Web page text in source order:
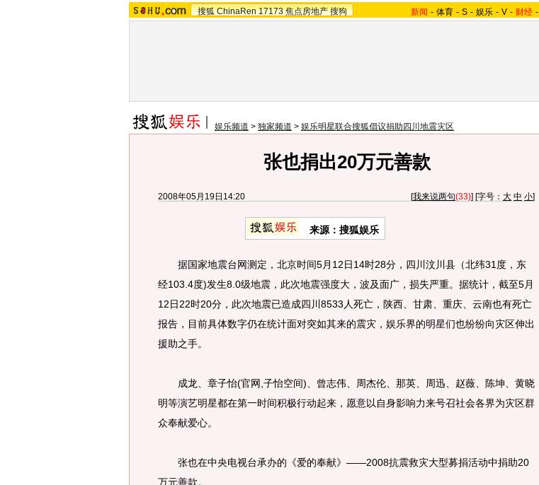
搜狐 ChinaRen 17173 焦点房地产 搜狗 新闻 - 体育 - S - 娱乐 - V - 财经 -
娱乐频道 > 独家频道 > 娱乐明星联合搜狐倡议捐助四川地震灾区
张也捐出20万元善款
2008年05月19日14:20 [我来说两句(33)] [字号： 大 中 小]
来源：搜狐娱乐
据国家地震台网测定，北京时间5月12日14时28分，四川汶川县（北纬31度，东
经103.4度)发生8.0级地震，此次地震强度大，波及面广，损失严重。据统计，截至5月
12日22时20分，此次地震已造成四川8533人死亡，陕西、甘肃、重庆、云南也有死亡
报告，目前具体数字仍在统计面对突如其来的震灾，娱乐界的明星们也纷纷向灾区伸出
援助之手。
成龙、章子怡(官网,子怡空间)、曾志伟、周杰伦、那英、周迅、赵薇、陈坤、黄晓
明等演艺明星都在第一时间积极行动起来，愿意以自身影响力来号召社会各界为灾区群
众奉献爱心。
张也在中央电视台承办的《爱的奉献》——2008抗震救灾大型募捐活动中捐助20
万元善款。